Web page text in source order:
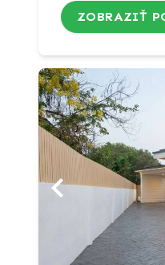
ZOBRAZIŤ